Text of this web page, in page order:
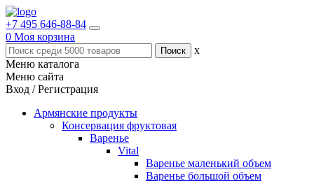
+7 495 646-88-84
0 Моя корзина
x
Меню каталога
Меню сайта
Вход / Регистрация
Армянские продукты
Консервация фруктовая
Варенье
Vital
Варенье маленький объем
Варенье большой объем